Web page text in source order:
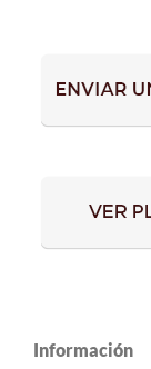
Información